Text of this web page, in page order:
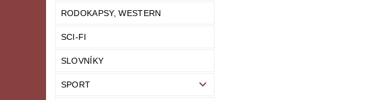
RODOKAPSY, WESTERN
SCI-FI
SLOVNÍKY
SPORT